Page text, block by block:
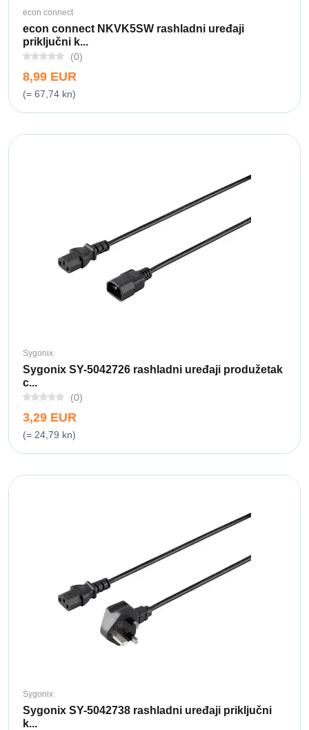
econ connect
econ connect NKVK5SW rashladni uređaji
priključni k...
(0)
8,99 EUR
(= 67,74 kn)
Sygonix
Sygonix SY-5042726 rashladni uređaji produžetak
c...
(0)
3,29 EUR
(= 24,79 kn)
Sygonix
Sygonix SY-5042738 rashladni uređaji priključni
k...